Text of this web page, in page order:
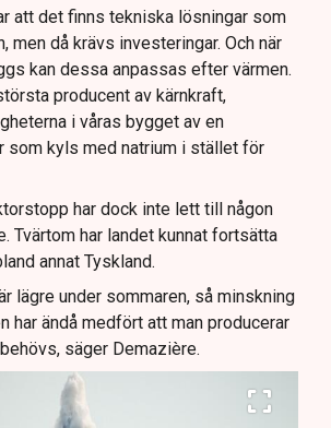
att det finns tekniska lösningar som
men då krävs investeringar. Och när
kan dessa anpassas efter värmen.
producent av kärnkraft,
i våras bygget av en
som kyls med natrium i stället för
har dock inte lett till någon
Tvärtom har landet kunnat fortsätta
annat Tyskland.
lägre under sommaren, så minskning
har ändå medfört att man producerar
säger Demazière.